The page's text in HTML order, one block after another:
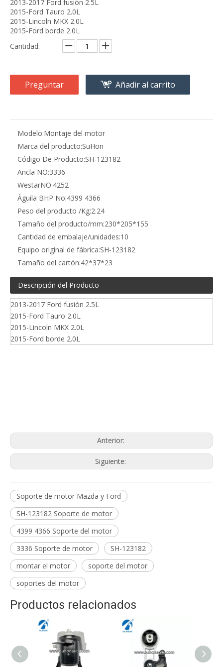
2013-2017 Ford fusión 2.5L
2015-Ford Tauro 2.0L
2015-Lincoln MKX 2.0L
2015-Ford borde 2.0L
Cantidad:
Preguntar Añadir al carrito
Modelo:Montaje del motor
Marca del producto:SuHon
Código De Producto:SH-123182
Ancla NO:3336
WestarNO:4252
Águila BHP No:4399 4366
Peso del producto /Kg:2.24
Tamaño del producto/mm:230*205*155
Cantidad de embalaje/unidades:10
Equipo original de fábrica:SH-123182
Tamaño del cartón:42*37*23
Descripción del Producto
2013-2017 Ford fusión 2.5L
2015-Ford Tauro 2.0L
2015-Lincoln MKX 2.0L
2015-Ford borde 2.0L
Anterior:
Siguiente:
Soporte de motor Mazda y Ford
SH-123182 Soporte de motor
4399 4366 Soporte del motor
3336 Soporte de motor
SH-123182
montar el motor
soporte del motor
soportes del motor
Productos relacionados